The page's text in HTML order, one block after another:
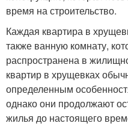
время на строительство.
Каждая квартира в
также ванную комнату,
распространена в
квартир в хрущевках
определенным
однако они продолжают
жилья до настоящего